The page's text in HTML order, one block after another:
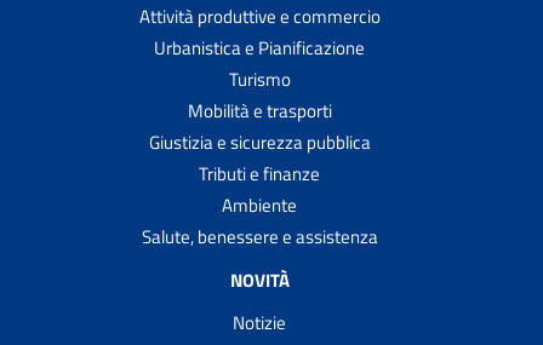
Attività produttive e commercio
Urbanistica e Pianificazione
Turismo
Mobilità e trasporti
Giustizia e sicurezza pubblica
Tributi e finanze
Ambiente
Salute, benessere e assistenza
NOVITÀ
Notizie